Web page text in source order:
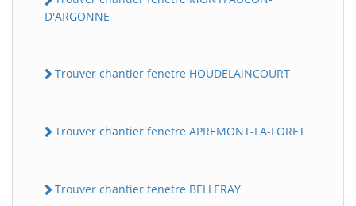
D'ARGONNE
Trouver chantier fenetre HOUDELAiNCOURT
Trouver chantier fenetre APREMONT-LA-FORET
Trouver chantier fenetre BELLERAY